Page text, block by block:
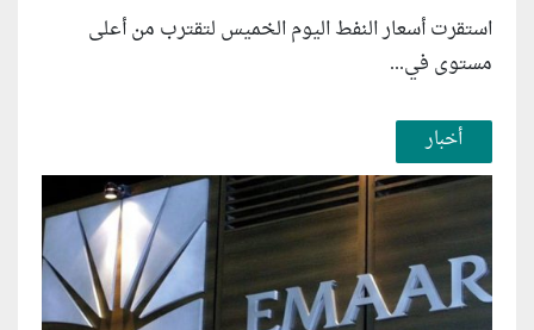
استقرت أسعار النفط اليوم الخميس لتقترب من أعلى
مستوى في...
أخبار